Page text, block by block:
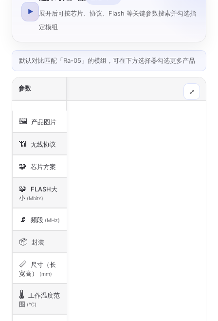
▶
展开后可按芯片、协议、Flash 等关键参数搜索并勾选指
定模组
默认对比匹配「Ra-05」的模组，可在下方选择器勾选更多产品
⤢
参数
🖼️ 产品图片
📶 无线协议
🧩 芯片方案
🧩
FLASH大
小 (Mbits)
📡 频段 (MHz)
📦 封装
📏
尺寸（长
宽高）
(mm)
🌡️
工作温度范
围 (℃)